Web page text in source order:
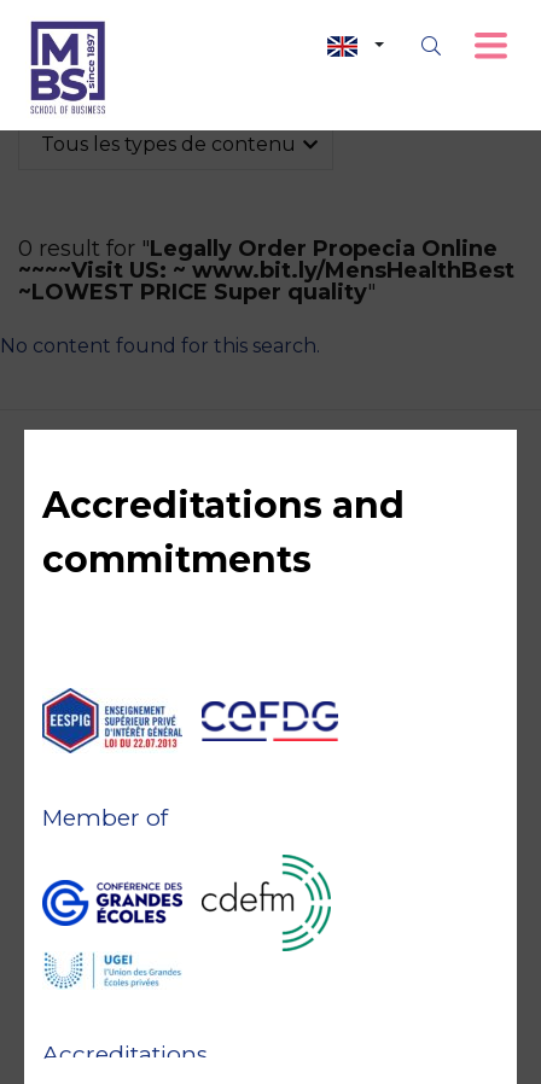
Tous les types de contenu
0 result for "Legally Order Propecia Online
~~~~Visit US: ~ www.bit.ly/MensHealthBest
~LOWEST PRICE Super quality"
No content found for this search.
Accreditations and
commitments
Accreditations
Member of